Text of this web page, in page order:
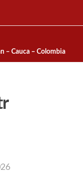
– Cauca – Colombia